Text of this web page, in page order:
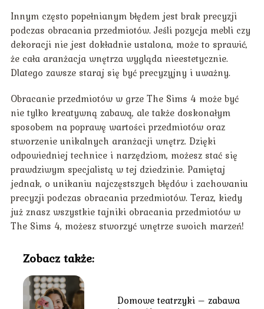
Innym często popełnianym błędem jest brak precyzji
podczas obracania przedmiotów. Jeśli pozycja mebli czy
dekoracji nie jest dokładnie ustalona, może to sprawić,
że cała aranżacja wnętrza wygląda nieestetycznie.
Dlatego zawsze staraj się być precyzyjny i uważny.
Obracanie przedmiotów w grze The Sims 4 może być
nie tylko kreatywną zabawą, ale także doskonałym
sposobem na poprawę wartości przedmiotów oraz
stworzenie unikalnych aranżacji wnętrz. Dzięki
odpowiedniej technice i narzędziom, możesz stać się
prawdziwym specjalistą w tej dziedzinie. Pamiętaj
jednak, o unikaniu najczęstszych błędów i zachowaniu
precyzji podczas obracania przedmiotów. Teraz, kiedy
już znasz wszystkie tajniki obracania przedmiotów w
The Sims 4, możesz stworzyć wnętrze swoich marzeń!
Zobacz także:
Domowe teatrzyki – zabawa